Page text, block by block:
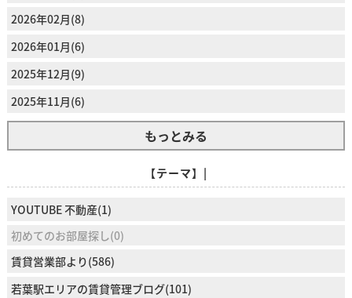
2026年02月(8)
2026年01月(6)
2025年12月(9)
2025年11月(6)
もっとみる
【テーマ】|
YOUTUBE 不動産(1)
初めてのお部屋探し(0)
賃貸営業部より(586)
若葉駅エリアの賃貸管理ブログ(101)